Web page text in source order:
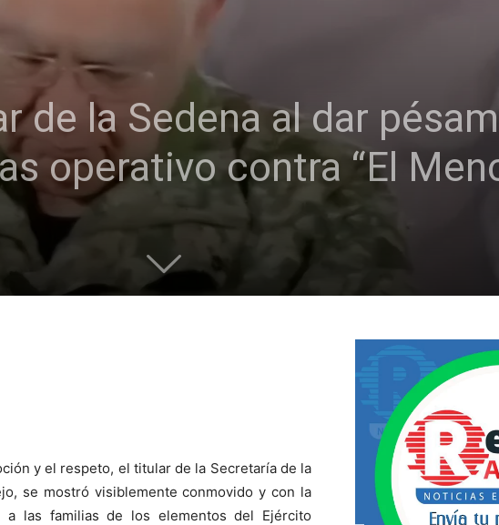
de la Sedena al dar
operativo contra “El
y el respeto, el titular de la Secretaría de la
se mostró visiblemente conmovido y con la
a las familias de los elementos del Ejército